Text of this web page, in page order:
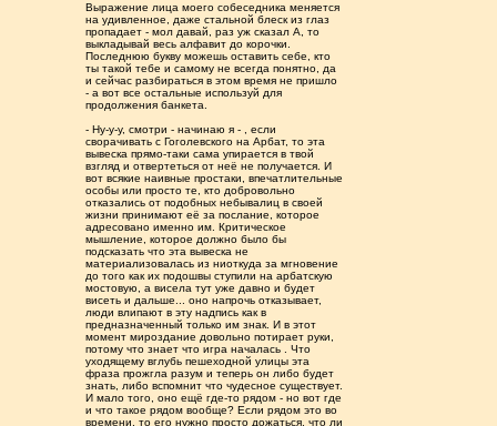
Выражение лица моего собеседника меняется
на удивленное, даже стальной блеск из глаз
пропадает - мол давай, раз уж сказал А, то
выкладывай весь алфавит до корочки.
Последнюю букву можешь оставить себе, кто
ты такой тебе и самому не всегда понятно, да
и сейчас разбираться в этом время не пришло
- а вот все остальные используй для
продолжения банкета.
- Ну-у-у, смотри - начинаю я - , если
сворачивать с Гоголевского на Арбат, то эта
вывеска прямо-таки сама упирается в твой
взгляд и отвертеться от неё не получается. И
вот всякие наивные простаки, впечатлительные
особы или просто те, кто добровольно
отказались от подобных небывалиц в своей
жизни принимают её за послание, которое
адресовано именно им. Критическое
мышление, которое должно было бы
подсказать что эта вывеска не
материализовалась из ниоткуда за мгновение
до того как их подошвы ступили на арбатскую
мостовую, а висела тут уже давно и будет
висеть и дальше... оно напрочь отказывает,
люди влипают в эту надпись как в
предназначенный только им знак. И в этот
момент мироздание довольно потирает руки,
потому что знает что игра началась . Что
уходящему вглубь пешеходной улицы эта
фраза прожгла разум и теперь он либо будет
знать, либо вспомнит что чудесное существует.
И мало того, оно ещё где-то рядом - но вот где
и что такое рядом вообще? Если рядом это во
времени, то его нужно просто дожаться, что ли